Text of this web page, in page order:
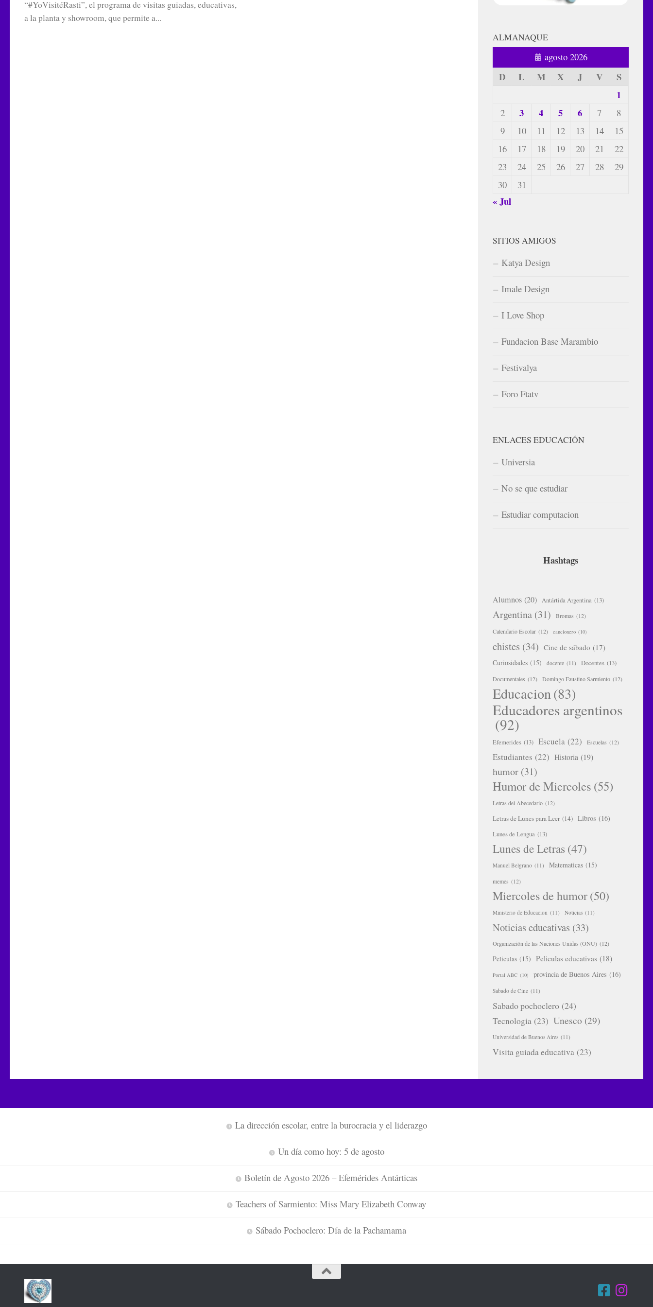
“#YoVisitéRasti”, el programa de visitas guiadas, educativas,
a la planta y showroom, que permite a...
ALMANAQUE
agosto 2026
D L M X J V
S
1
2 3 4 5 6 7
8
9
10 11 12 13 14
15
16
17 18 19 20 21
22
23
24 25 26 27 28
29
30
31
« Jul
SITIOS AMIGOS
Katya Design
Imale Design
I Love Shop
Fundacion Base Marambio
Festivalya
Foro Ftatv
ENLACES EDUCACIÓN
Universia
No se que estudiar
Estudiar computacion
Hashtags
Alumnos (20) Antártida Argentina (13)
Argentina (31) Bromas (12)
Calendario Escolar (12) cancionero (10)
chistes (34) Cine de sábado (17)
Curiosidades (15) docente (11) Docentes (13)
Documentales (12) Domingo Faustino Sarmiento (12)
Educacion(83)
Educadores argentinos
(92)
Efemerides (13) Escuela (22) Escuelas (12)
Estudiantes (22) Historia (19)
humor (31)
Humor de Miercoles (55)
Letras del Abecedario (12)
Letras de Lunes para Leer (14) Libros (16)
Lunes de Lengua (13)
Lunes de Letras (47)
Manuel Belgrano (11) Matematicas (15)
memes (12)
Miercoles de humor(50)
Ministerio de Educacion (11) Noticias (11)
Noticias educativas (33)
Organización de las Naciones Unidas (ONU) (12)
Peliculas (15) Peliculas educativas (18)
Portal ABC (10) provincia de Buenos Aires (16)
Sabado de Cine (11)
Sabado pochoclero (24)
Tecnologia (23) Unesco (29)
Universidad de Buenos Aires (11)
Visita guiada educativa (23)
La dirección escolar, entre la burocracia y el liderazgo
Un día como hoy: 5 de agosto
Boletín de Agosto 2026 – Efemérides Antárticas
Teachers of Sarmiento: Miss Mary Elizabeth Conway
Sábado Pochoclero: Día de la Pachamama